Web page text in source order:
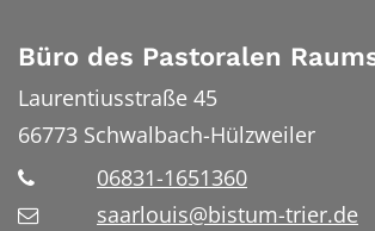
Büro des Pastoralen
Laurentiusstraße 45
66773 Schwalbach-Hülzweiler
06831-1651360
saarlouis@bistum-trier.de